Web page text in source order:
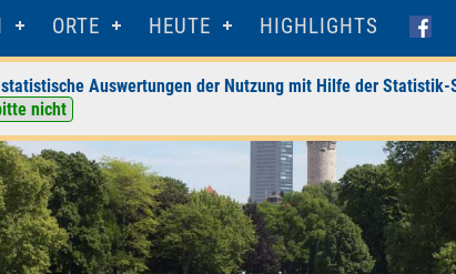
ORTE HEUTE HIGHLIGHTS
Auswertungen der Nutzung mit Hilfe der
nicht